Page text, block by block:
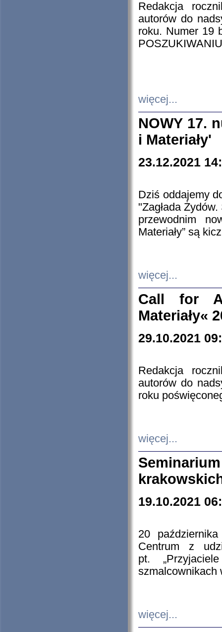
Redakcja
autorów do
roku. Numer 19
więcej...
NOWY 17.
i Materiały'
23.12.2021
Dziś oddajemy
"Zagłada
przewodnim
Materiały” są
więcej...
Call for
Materiały«
29.10.2021
Redakcja
autorów do
roku
więcej...
19.10.2021
20
Centrum z
pt.
szmalcownikach
więcej...